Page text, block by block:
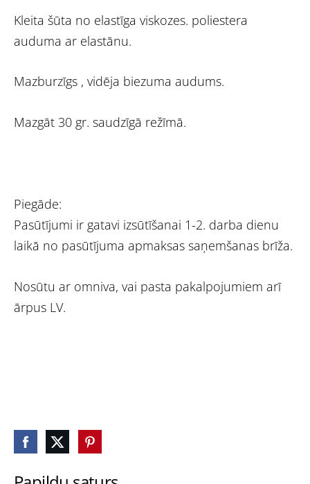
Kleita šūta no elastīga viskozes. poliestera
auduma ar elastānu.
Mazburzīgs , vidēja biezuma audums.
Mazgāt 30 gr. saudzīgā režīmā.
Piegāde:
Pasūtījumi ir gatavi izsūtīšanai 1-2. darba dienu
laikā no pasūtījuma apmaksas saņemšanas brīža.
Nosūtu ar omniva, vai pasta pakalpojumiem arī
ārpus LV.